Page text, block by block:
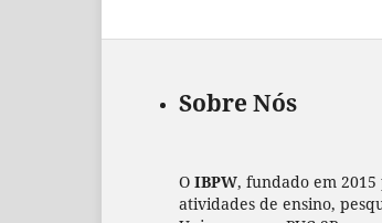
Sobre Nós
O IBPW, fundado em
atividades de ensino,